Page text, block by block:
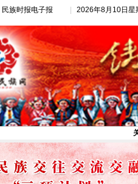
民族时报电子报 2026年8月10日